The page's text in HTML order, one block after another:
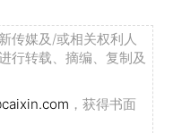
传媒及/或相关权利人
行转载、摘编、复制及
，获得书面